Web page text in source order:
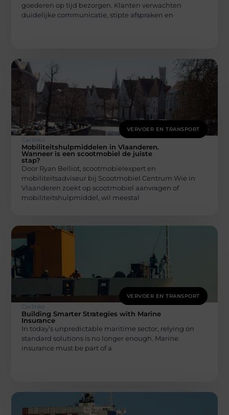
goederen op tijd bezorgen. Klanten verwachten
duidelijke communicatie, stipte afspraken en
VERVOER EN TRANSPORT
Carlinks
Mobiliteitshulpmiddelen in Vlaanderen.
Wanneer is een scootmobiel de juiste
stap?
Door Ryan Belliot, scootmobielexpert en
mobiliteitsadviseur bij Scootmobiel Centrum Wie in
Vlaanderen zoekt op scootmobiel aanvragen of
mobiliteitshulpmiddel, wil meestal
VERVOER EN TRANSPORT
Carlinks
Building Smarter Strategies with Marine
Insurance
In today’s unpredictable maritime sector, relying on
standard solutions is no longer enough. Marine
insurance must be part of a